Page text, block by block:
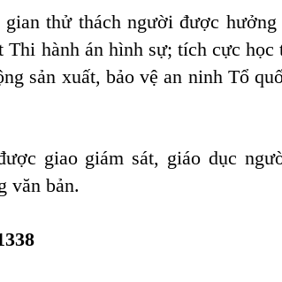
thử thách người được hưởng
Thi hành án hình sự; tích cực học
sản xuất, bảo vệ an ninh Tổ
giao giám sát, giáo dục
văn bản.